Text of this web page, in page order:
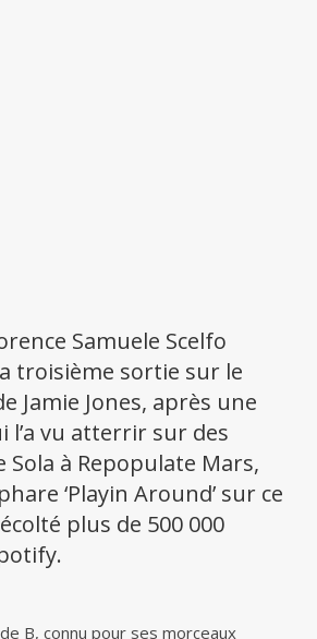
Samuele Scelfo
troisième sortie sur le
Jamie Jones, après une
l’a vu atterrir sur des
Sola à Repopulate Mars,
‘Playin Around’ sur ce
plus de 500 000
B, connu pour ses morceaux